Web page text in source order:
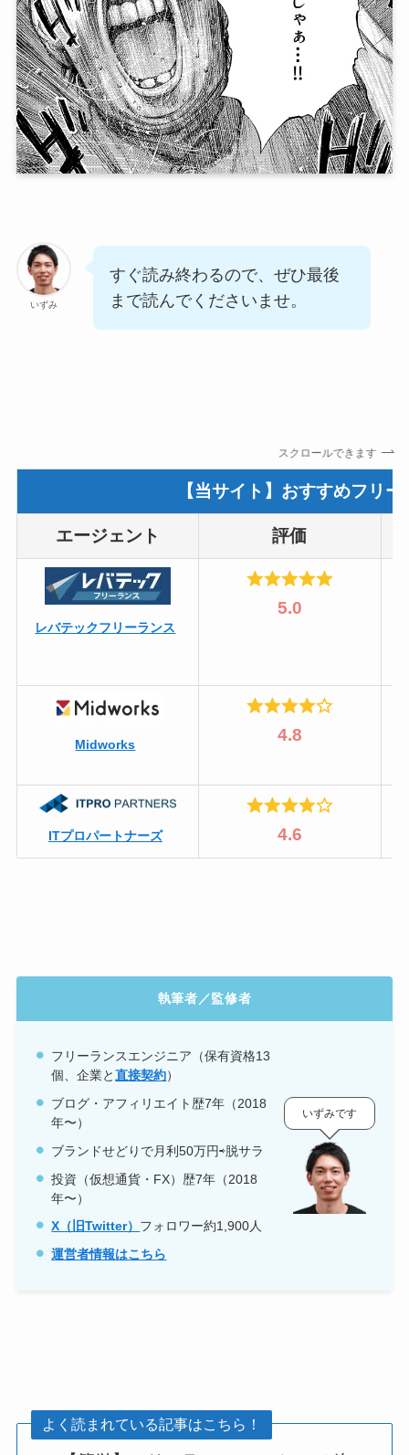
いずみ
すぐ読み終わるので、ぜひ最後
まで読んでくださいませ。
スクロールできます
【当サイト】おすすめフリ
エージェント 評価
レバテックフリーランス
5.0
Midworks 4.8
ITプロパートナーズ 4.6
執筆者／監修者
フリーランスエンジニア（保有資格13
個、企業と直接契約）
ブログ・アフィリエイト歴7年（2018
年〜）
ブランドせどりで月利50万円⇨脱サラ
投資（仮想通貨・FX）歴7年（2018
年〜）
X（旧Twitter） フォロワー約1,900人
運営者情報はこちら
いずみです
よく読まれている記事はこちら！